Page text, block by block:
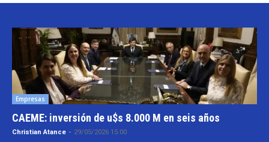
Empresas
CAEME: inversión de u$s 8.000 M en seis años
Christian Atance - 29/05/2026 15:00